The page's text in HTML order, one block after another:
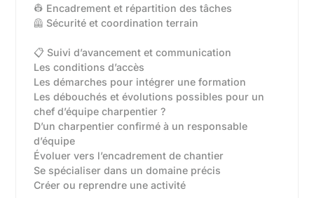
👷 Encadrement et répartition des tâches
🦺 Sécurité et coordination terrain
📋 Suivi d’avancement et communication
Les conditions d’accès
Les démarches pour intégrer une formation
Les débouchés et évolutions possibles pour un
chef d’équipe charpentier ?
D’un charpentier confirmé à un responsable
d’équipe‍
Évoluer vers l’encadrement de chantier‍
Se spécialiser dans un domaine précis‍
Créer ou reprendre une activité‍